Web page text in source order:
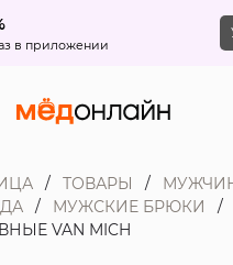
в приложении
ТОВАРЫ
МУЖСКИЕ БРЮКИ
VAN MICH